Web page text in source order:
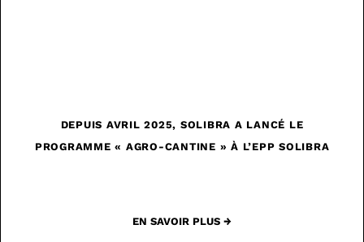
DEPUIS AVRIL 2025, SOLIBRA A LANCÉ LE
PROGRAMME « AGRO-CANTINE » À L’EPP SOLIBRA
EN SAVOIR PLUS →